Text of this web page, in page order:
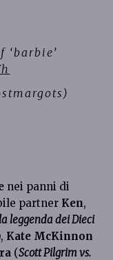
nei panni di
partner Ken,
leggenda dei Dieci
Kate McKinnon
(Scott Pilgrim vs.